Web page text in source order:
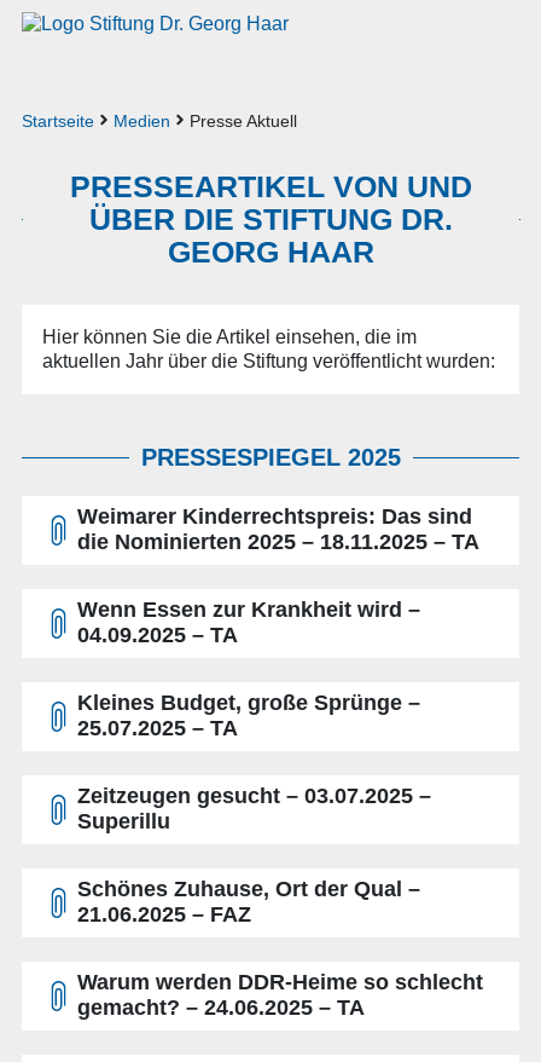
Startseite Medien Presse Aktuell
PRESSEARTIKEL VON UND
ÜBER DIE STIFTUNG DR.
GEORG HAAR
Hier können Sie die Artikel einsehen, die im
aktuellen Jahr über die Stiftung veröffentlicht wurden:
PRESSESPIEGEL 2025
Weimarer Kinderrechtspreis: Das sind
die Nominierten 2025 – 18.11.2025 – TA
Wenn Essen zur Krankheit wird –
04.09.2025 – TA
Kleines Budget, große Sprünge –
25.07.2025 – TA
Zeitzeugen gesucht – 03.07.2025 –
Superillu
Schönes Zuhause, Ort der Qual –
21.06.2025 – FAZ
Warum werden DDR-Heime so schlecht
gemacht? – 24.06.2025 – TA